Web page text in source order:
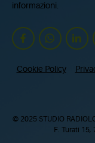
informazioni.
Cookie Policy
© 2025 STUDIO
F. Turati 15,